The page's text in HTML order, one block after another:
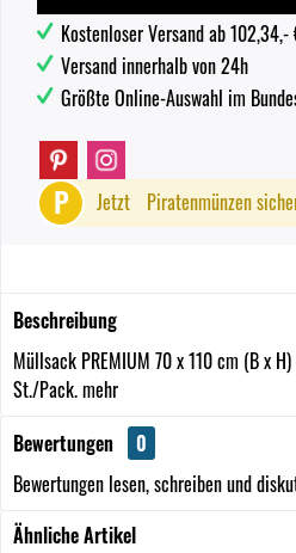
Kostenloser Versand ab 102,34,-
Versand innerhalb von 24h
Größte Online-Auswahl im
P Jetzt Piratenmünzen
Beschreibung
Müllsack PREMIUM 70 x 110 cm (B x
St./Pack.mehr
Bewertungen
0
Bewertungen lesen, schreiben und
Ähnliche Artikel